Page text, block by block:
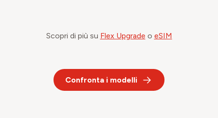
Scopri di più su Flex Upgrade o eSIM
Confronta i modelli